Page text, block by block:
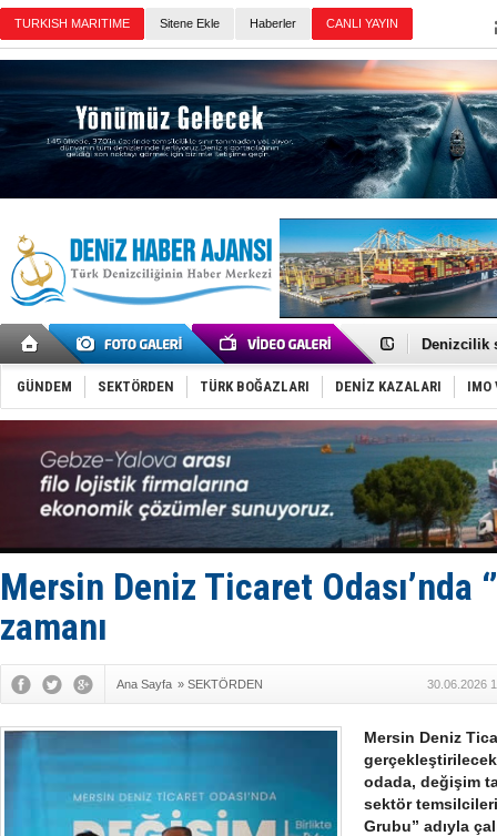
TURKISH MARITIME Sitene Ekle Haberler CANLI YAYIN
Rusya,
Denizcilik
‘14.
Taksi
TÜRKLİM
SOCAR
Dünyanın
Keşfedildi:
Van’da
GÜNDEM SEKTÖRDEN TÜRK BOĞAZLARI DENİZ KAZALARI IMO
Mersin Deniz Ticaret Odası’nda
zamanı
Ana Sayfa » SEKTÖRDEN 30.06.2026
Mersin Deniz
odada, değişim
sektör
Grubu” adıyla